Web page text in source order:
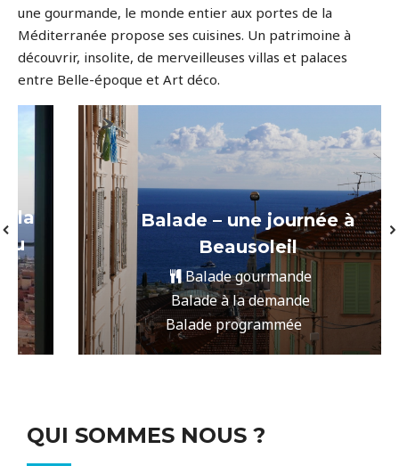
une gourmande, le monde entier aux portes de la
Méditerranée propose ses cuisines. Un patrimoine à
découvrir, insolite, de merveilleuses villas et palaces
entre Belle-époque et Art déco.
Balade – une journée à
Beausoleil
Balade gourmande
Balade à la demande
Balade programmée
QUI SOMMES NOUS ?